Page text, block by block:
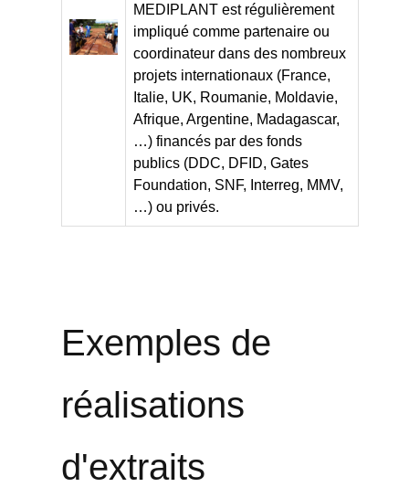
MEDIPLANT est régulièrement
impliqué comme partenaire ou
coordinateur dans des nombreux
projets internationaux (France,
Italie, UK, Roumanie, Moldavie,
Afrique, Argentine, Madagascar,
…) financés par des fonds
publics (DDC, DFID, Gates
Foundation, SNF, Interreg, MMV,
…) ou privés.
Exemples de
réalisations
d'extraits